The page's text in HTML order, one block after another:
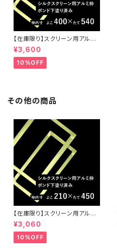
【在庫限り】スクリーン用アルミ
枠（ボンド下塗り済）40センチ×
54センチ
¥3,600
10%OFF
その他の商品
【在庫限り】スクリーン用アルミ
枠（ボンド下塗り済）21センチ×4
5センチ
¥3,060
10%OFF